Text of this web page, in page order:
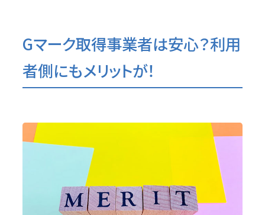
Gマーク取得事業者は安心？利用
者側にもメリットが！